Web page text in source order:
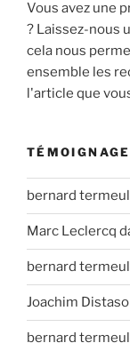
Vous avez une
? Laissez-nous
cela nous
ensemble les
l'article que
bernard
Marc Leclercq
bernard
Joachim Distaso
bernard